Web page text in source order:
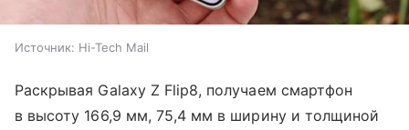
Источник: Hi-Tech Mail
Раскрывая Galaxy Z Flip8, получаем смартфон
в высоту 166,9 мм, 75,4 мм в ширину и толщиной